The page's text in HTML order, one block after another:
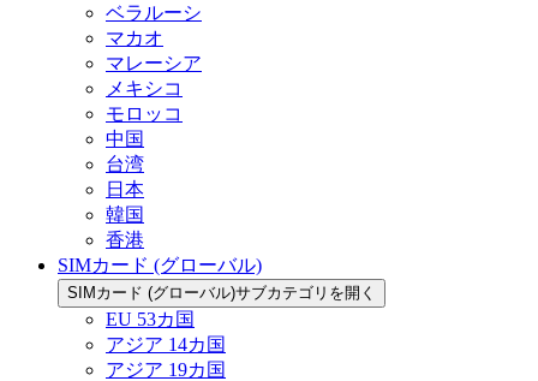
ベラルーシ
マカオ
マレーシア
メキシコ
モロッコ
中国
台湾
日本
韓国
香港
SIMカード (グローバル)
SIMカード (グローバル)サブカテゴリを開く
EU 53カ国
アジア 14カ国
アジア 19カ国